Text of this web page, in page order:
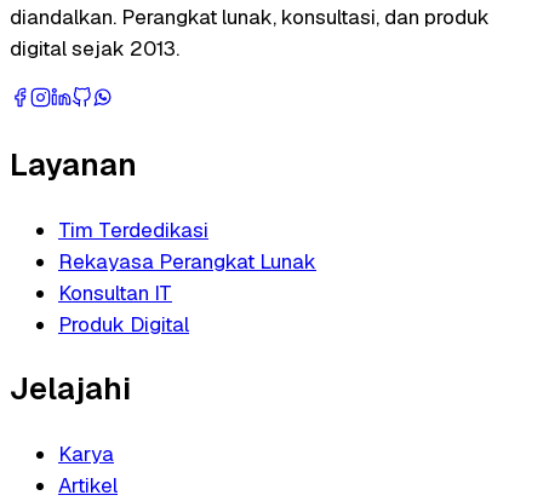
diandalkan. Perangkat lunak, konsultasi, dan produk
digital sejak 2013.
Layanan
Tim Terdedikasi
Rekayasa Perangkat Lunak
Konsultan IT
Produk Digital
Jelajahi
Karya
Artikel